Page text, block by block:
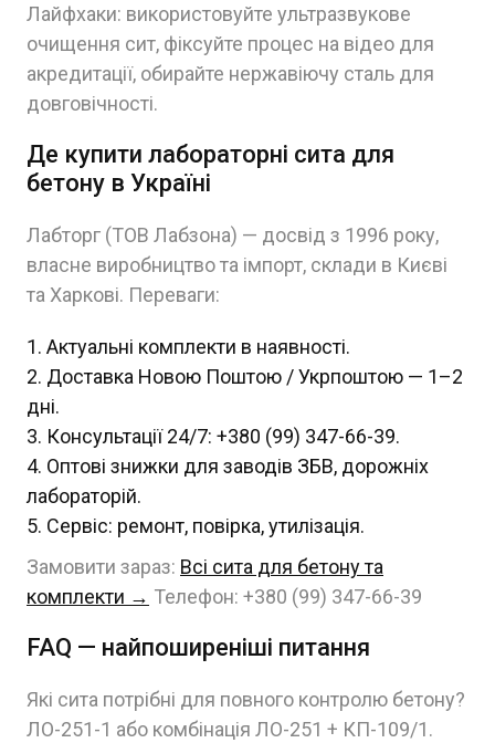
Лайфхаки: використовуйте ультразвукове
очищення сит, фіксуйте процес на відео для
акредитації, обирайте нержавіючу сталь для
довговічності.
Де купити лабораторні сита для
бетону в Україні
Лабторг (ТОВ Лабзона) — досвід з 1996 року,
власне виробництво та імпорт, склади в Києві
та Харкові. Переваги:
Актуальні комплекти в наявності.
Доставка Новою Поштою / Укрпоштою — 1–2
дні.
Консультації 24/7: +380 (99) 347-66-39.
Оптові знижки для заводів ЗБВ, дорожніх
лабораторій.
Сервіс: ремонт, повірка, утилізація.
Замовити зараз: Всі сита для бетону та
комплекти → Телефон: +380 (99) 347-66-39
FAQ — найпоширеніші питання
Які сита потрібні для повного контролю бетону?
ЛО-251-1 або комбінація ЛО-251 + КП-109/1.